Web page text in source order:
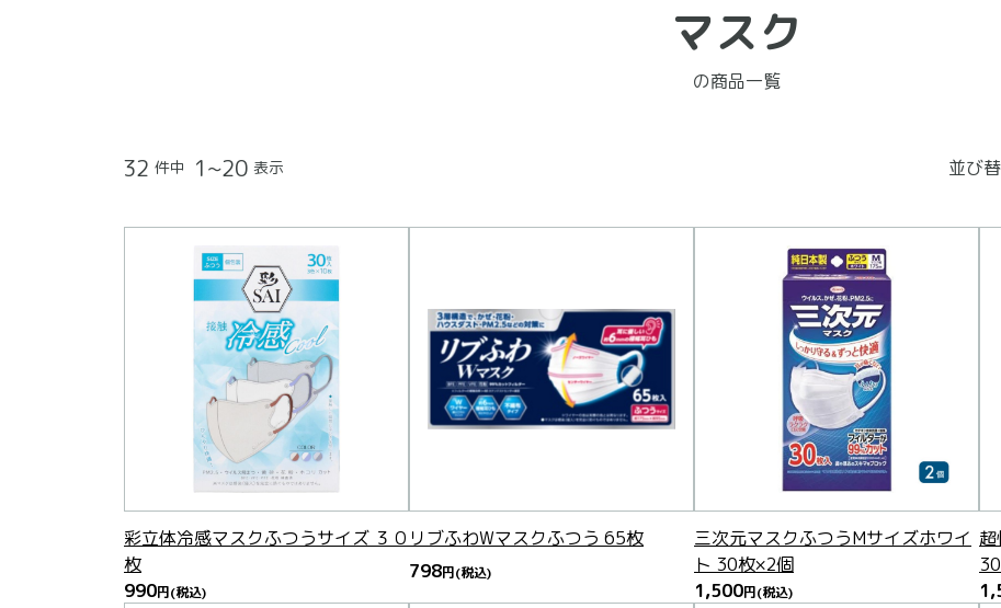
マスク
の商品一覧
32 件中 1~20 表示 並び
彩立体冷感マスクふつうサイズ ３０
枚
990円(税込)
リブふわWマスクふつう 65枚
798円(税込)
三次元マスクふつうMサイズホワイ
ト 30枚×2個
1,500円(税込)